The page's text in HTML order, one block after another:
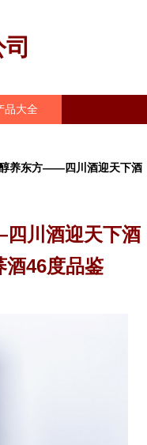
品大全
养东方——四川酒迎天下酒
川酒迎天下酒
酒46度品鉴